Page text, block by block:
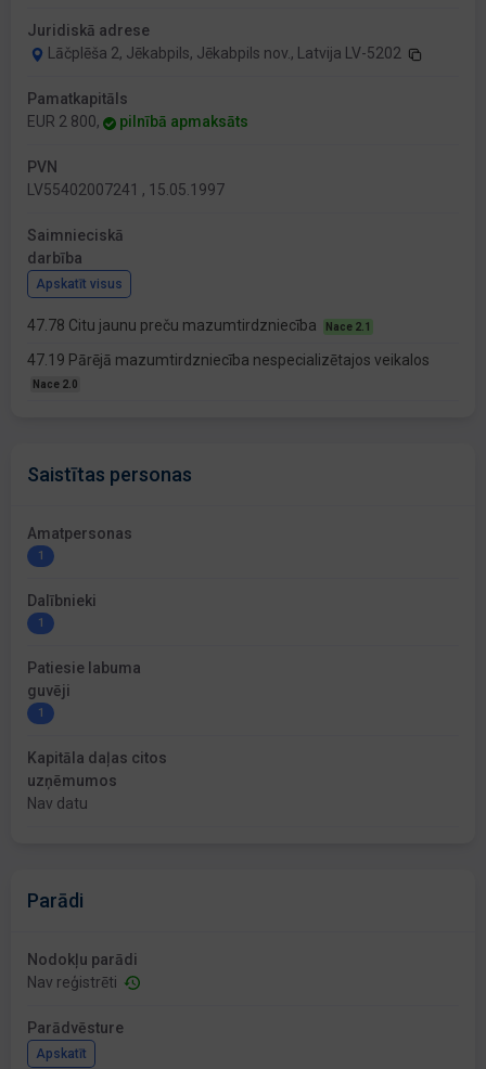
Juridiskā adrese
Lāčplēša 2, Jēkabpils, Jēkabpils nov., Latvija LV-5202
Pamatkapitāls
EUR 2 800,
pilnībā apmaksāts
PVN
LV55402007241 , 15.05.1997
Saimnieciskā
darbība
Apskatīt visus
47.78 Citu jaunu preču mazumtirdzniecība Nace 2.1
47.19 Pārējā mazumtirdzniecība nespecializētajos veikalos
Nace 2.0
Saistītas personas
Amatpersonas
1
Dalībnieki
1
Patiesie labuma
guvēji
1
Kapitāla daļas citos
uzņēmumos
Nav datu
Parādi
Nodokļu parādi
Nav reģistrēti
Parādvēsture
Apskatīt